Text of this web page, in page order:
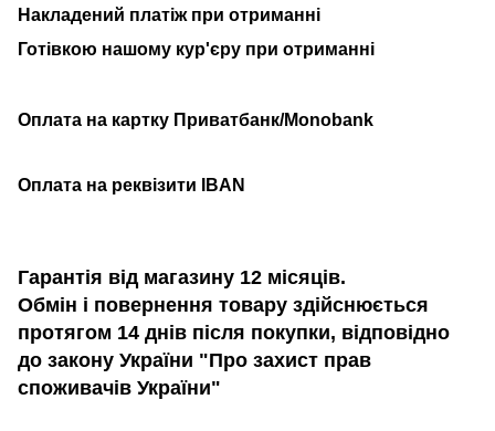
Накладений платіж при отриманні
Готівкою нашому кур'єру при отриманні
Оплата на картку Приватбанк/Monobank
Оплата на реквізити IBAN
Гарантія від магазину 12 місяців.
Обмін і повернення товару здійснюється
протягом 14 днів після покупки, відповідно
до закону України "Про захист прав
споживачів України"